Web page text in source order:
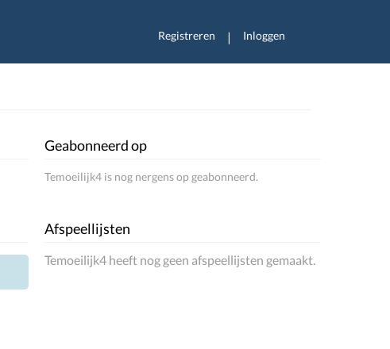
Registreren | Inloggen
Geabonneerd op
Temoeilijk4 is nog nergens op geabonneerd.
Afspeellijsten
Temoeilijk4 heeft nog geen afspeellijsten gemaakt.